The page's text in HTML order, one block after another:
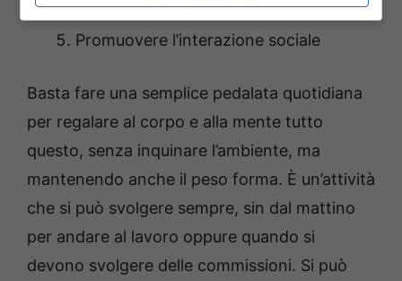
Alleviare lo stress
Promuovere l’interazione sociale
Basta fare una semplice pedalata quotidiana
per regalare al corpo e alla mente tutto
questo, senza inquinare l’ambiente, ma
mantenendo anche il peso forma. È un’attività
che si può svolgere sempre, sin dal mattino
per andare al lavoro oppure quando si
devono svolgere delle commissioni. Si può